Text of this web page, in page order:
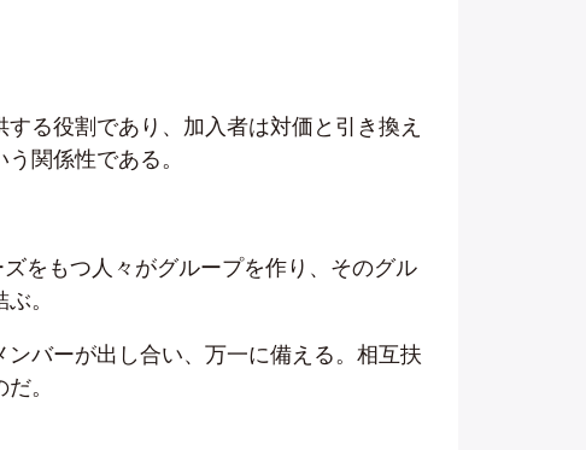
る役割であり、加入者は対価と引き換え
関係性である。
をもつ人々がグループを作り、そのグル
。
バーが出し合い、万一に備える。相互扶
。